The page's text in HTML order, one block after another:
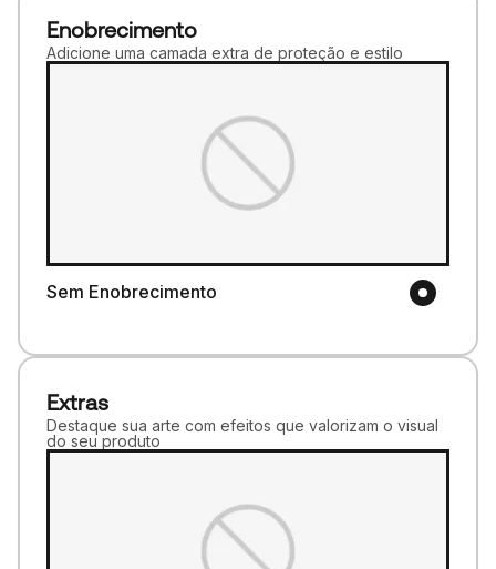
Enobrecimento
Adicione uma camada extra de proteção e estilo
Sem Enobrecimento
Extras
Destaque sua arte com efeitos que valorizam o visual
do seu produto